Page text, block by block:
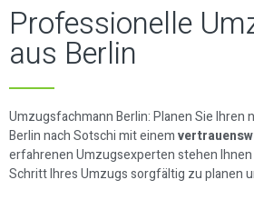
Professionelle
aus Berlin
Umzugsfachmann Berlin: Planen Sie Ihren
Berlin nach Sotschi mit einem
erfahrenen Umzugsexperten stehen
Schritt Ihres Umzugs sorgfältig zu planen